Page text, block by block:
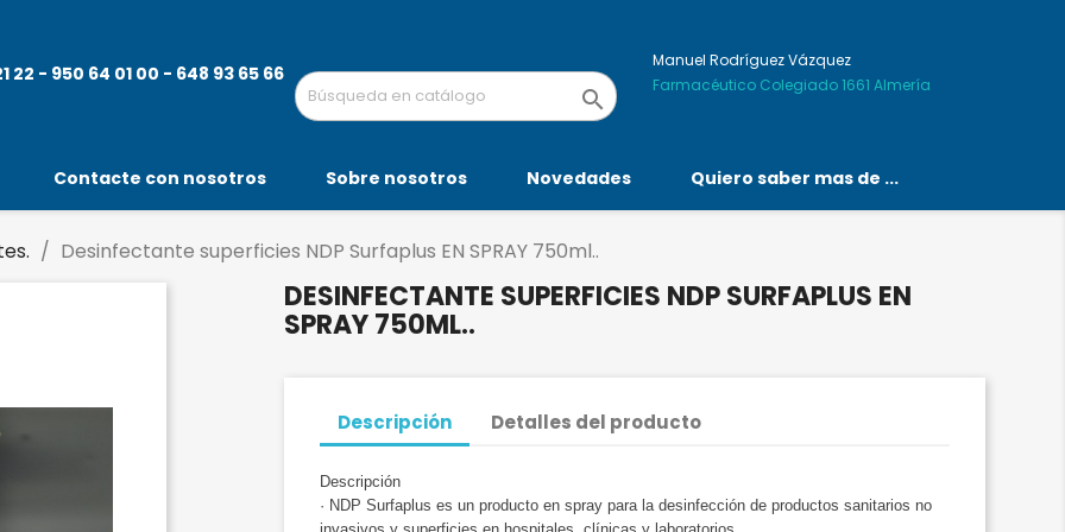
22 - 950 64 01 00 - 648 93 65 66

Manuel Rodríguez Vázquez
Farmacéutico Colegiado 1661 Almería
Contacte con nosotros Sobre nosotros Novedades Quiero saber mas de ...
Desinfectante superficies NDP Surfaplus EN SPRAY 750ml..
DESINFECTANTE SUPERFICIES NDP SURFAPLUS EN
SPRAY 750ML..
Descripción Detalles del producto
Descripción
· NDP Surfaplus es un producto en spray para la desinfección de productos sanitarios no